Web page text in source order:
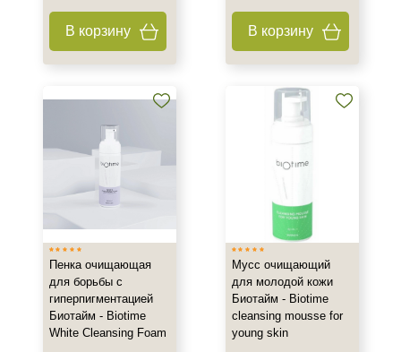
В корзину В корзину
Пенка очищающая
для борьбы с
гиперпигментацией
Биотайм - Biotime
White Cleansing Foam
Мусс очищающий
для молодой кожи
Биотайм - Biotime
cleansing mousse for
young skin